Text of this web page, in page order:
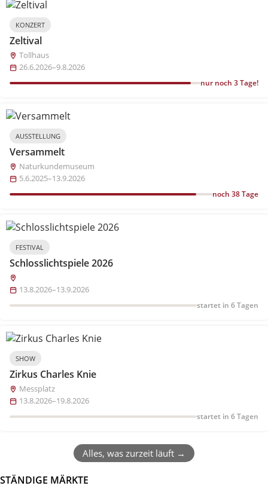
KONZERT
Zeltival
Tollhaus
26.6.2026–9.8.2026
nur noch 3 Tage!
AUSSTELLUNG
Versammelt
Naturkundemuseum
5.6.2025–13.9.2026
noch 38 Tage
FESTIVAL
Schlosslichtspiele 2026
13.8.2026–13.9.2026
startet in 6 Tagen
SHOW
Zirkus Charles Knie
Messplatz
13.8.2026–19.8.2026
startet in 6 Tagen
Alles, was zurzeit läuft →
STÄNDIGE MÄRKTE